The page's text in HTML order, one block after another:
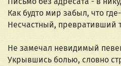
Как будто мир забыл, что
Несчастный, превративший
Не замечал невидимый
Укрывшись болью, словно